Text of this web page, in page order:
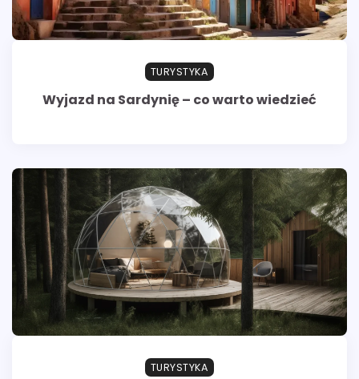
TURYSTYKA
Wyjazd na Sardynię – co warto wiedzieć
TURYSTYKA